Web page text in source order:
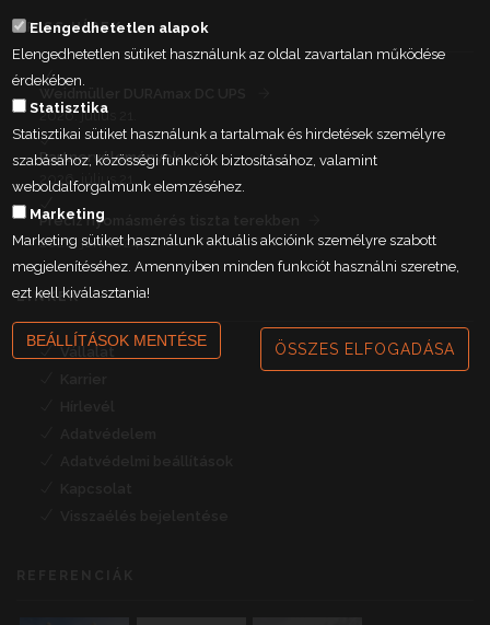
FRISS HÍREK
2026. július 21.
Partnervélemények
2026. július 21.
Precíz nyomásmérés tiszta terekben
2026. június 24.
LINKEK
Elengedhetetlen alapok
Elengedhetetlen sütiket használunk az oldal zavartalan működése
érdekében.
Statisztika
Statisztikai sütiket használunk a tartalmak és hirdetések személyre
szabásához, közösségi funkciók biztosításához, valamint
weboldalforgalmunk elemzéséhez.
Marketing
Marketing sütiket használunk aktuális akcióink személyre szabott
megjelenítéséhez. Amennyiben minden funkciót használni szeretne,
ezt kell kiválasztania!
BEÁLLÍTÁSOK MENTÉSE ÖSSZES ELFOGADÁSA